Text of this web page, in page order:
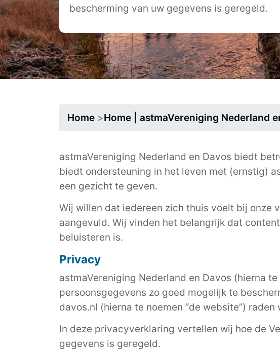
bescherming van uw gegevens is geregeld.
Home >Home | astmaVereniging Nederland
astmaVereniging Nederland en Davos biedt
biedt ondersteuning in het leven met (ernstig)
een gezicht te geven.
Wij willen dat iedereen zich thuis voelt bij onze
aangevuld. Wij vinden het belangrijk dat
beluisteren is.
Privacy
astmaVereniging Nederland en Davos (hierna te
persoonsgegevens zo goed mogelijk te
davos.nl (hierna te noemen “de website”)
In deze privacyverklaring vertellen wij hoe de
gegevens is geregeld.